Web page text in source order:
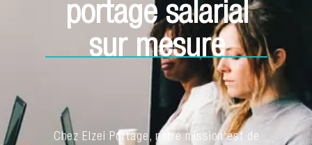
portage salarial
sur mesure
Chez Elzei Portage, notre mission est de